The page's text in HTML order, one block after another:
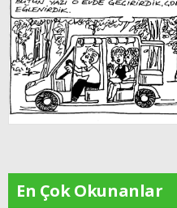
En Çok Okunanlar